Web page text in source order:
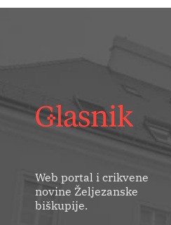
Web portal i crikvene
novine Željezanske
biškupije.